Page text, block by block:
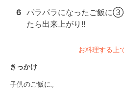
6 パラパラになったご飯に
たら出来上がり!!
お料理する上
きっかけ
子供のご飯に。